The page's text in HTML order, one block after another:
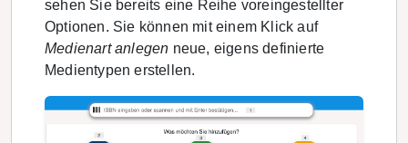
sehen Sie bereits eine Reihe voreingestellter
Optionen. Sie können mit einem Klick auf
Medienart anlegen neue, eigens definierte
Medientypen erstellen.